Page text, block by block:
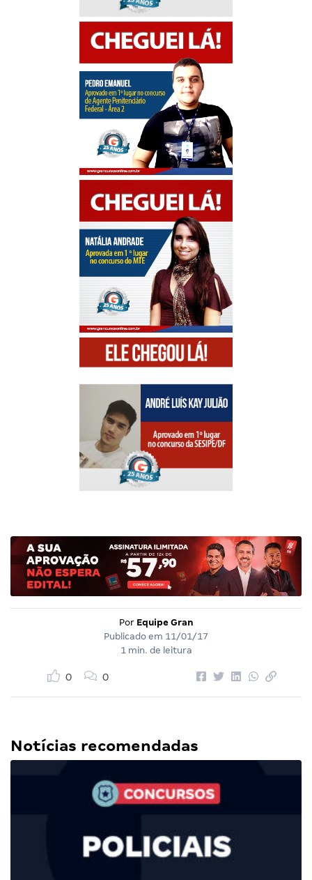
Por Equipe Gran
Publicado em 11/01/17
1 min. de leitura
0 0
Notícias recomendadas